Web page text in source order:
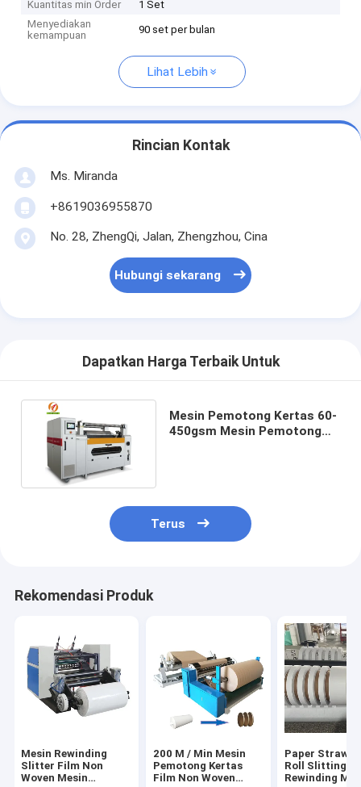
Kuantitas min Order
1 Set
Menyediakan
kemampuan
90 set per bulan
Lihat Lebih
Rincian Kontak
Ms. Miranda
+8619036955870
No. 28, ZhengQi, Jalan, Zhengzhou, Cina
Hubungi sekarang
Dapatkan Harga Terbaik Untuk
Mesin Pemotong Kertas 60-
450gsm Mesin Pemotong
Terus
Rekomendasi Produk
Mesin Rewinding
Slitter Film Non
Woven Mesin
200 M / Min Mesin
Pemotong Kertas
Film Non Woven
Paper Straw
Roll Slitting
Rewinding